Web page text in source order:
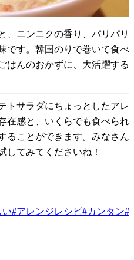
、ニンニクの香り、パリパリ
です。韓国のりで巻いて食べ
はんのおかずに、大活躍する
サラダにちょっとしたアレ
在感と、いくらでも食べられ
ることができます。みなさん
してみてくださいね！
い#アレンジレシピ#カンタン#